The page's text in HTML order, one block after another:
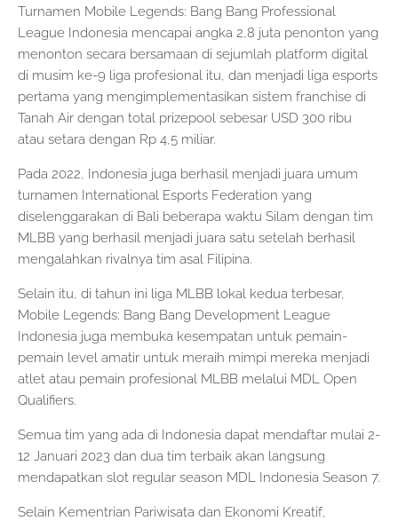
Turnamen Mobile Legends: Bang Bang Professional
League Indonesia mencapai angka 2,8 juta penonton yang
menonton secara bersamaan di sejumlah platform digital
di musim ke-9 liga profesional itu, dan menjadi liga esports
pertama yang mengimplementasikan sistem franchise di
Tanah Air dengan total prizepool sebesar USD 300 ribu
atau setara dengan Rp 4,5 miliar.
Pada 2022, Indonesia juga berhasil menjadi juara umum
turnamen International Esports Federation yang
diselenggarakan di Bali beberapa waktu Silam dengan tim
MLBB yang berhasil menjadi juara satu setelah berhasil
mengalahkan rivalnya tim asal Filipina.
Selain itu, di tahun ini liga MLBB lokal kedua terbesar,
Mobile Legends: Bang Bang Development League
Indonesia juga membuka kesempatan untuk pemain-
pemain level amatir untuk meraih mimpi mereka menjadi
atlet atau pemain profesional MLBB melalui MDL Open
Qualifiers.
Semua tim yang ada di Indonesia dapat mendaftar mulai 2-
12 Januari 2023 dan dua tim terbaik akan langsung
mendapatkan slot regular season MDL Indonesia Season 7.
Selain Kementrian Pariwisata dan Ekonomi Kreatif,